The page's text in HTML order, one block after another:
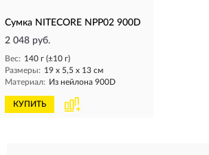
Сумка NITECORE NPP02 900D
2 048 руб.
Вес: 140 г (±10 г)
Размеры: 19 x 5,5 x 13 см
Материал: Из нейлона 900D
КУПИТЬ